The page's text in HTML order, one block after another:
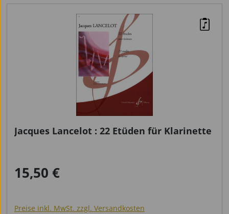
Jacques Lancelot : 22 Etüden für Klarinette
Regulärer Preis:
15,50 €
Preise inkl. MwSt. zzgl. Versandkosten